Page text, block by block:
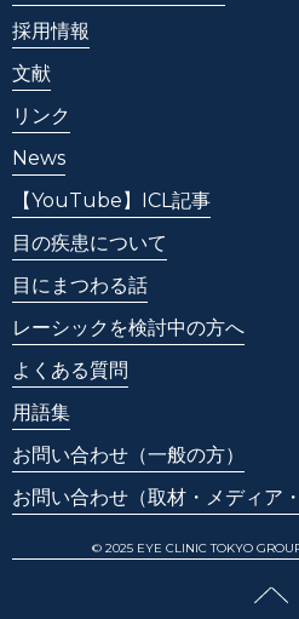
採用情報
文献
リンク
News
【YouTube】ICL記事
目の疾患について
目にまつわる話
レーシックを検討中の方へ
よくある質問
用語集
お問い合わせ （一般の方）
お問い合わせ （取材・メディア
© 2025 EYE CLINIC TOKYO